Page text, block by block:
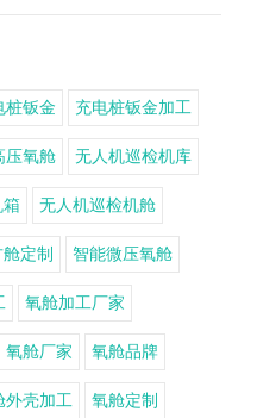
桩钣金 充电桩钣金加工
压氧舱 无人机巡检机库
箱 无人机巡检机舱
定制 智能微压氧舱
氧舱加工厂家
氧舱厂家 氧舱品牌
外壳加工 氧舱定制